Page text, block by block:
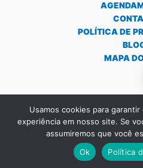
POLÍTICA DE
MAPA
Copyright © 2026 Assistência
Paulo | Criado por:
Usamos cookies para garantir
experiência em nosso site. Se
assumiremos que você
Ok
Política